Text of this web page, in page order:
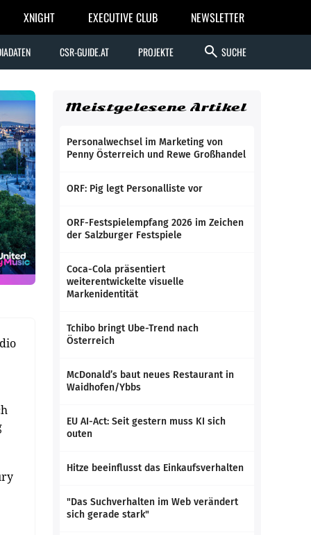
XNIGHT EXECUTIVE CLUB NEWSLETTER
CSR-GUIDE.AT PROJEKTE search SUCHE
Meistgelesene Artikel
Personalwechsel im Marketing von
Penny Österreich und Rewe Großhandel
ORF: Pig legt Personalliste vor
ORF-Festspielempfang 2026 im Zeichen
der Salzburger Festspiele
Coca-Cola präsentiert
weiterentwickelte visuelle
Markenidentität
Tchibo bringt Ube-Trend nach
Österreich
McDonald’s baut neues Restaurant in
Waidhofen/Ybbs
EU AI-Act: Seit gestern muss KI sich
outen
Hitze beeinflusst das Einkaufsverhalten
"Das Suchverhalten im Web verändert
sich gerade stark"